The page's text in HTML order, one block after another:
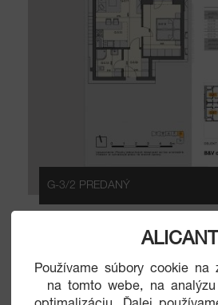
G-3/2 PREDANÝ
Používame súbory cookie na
na tomto webe, na